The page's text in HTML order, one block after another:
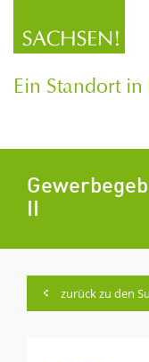
Ein Standort in
II
zurück zu den